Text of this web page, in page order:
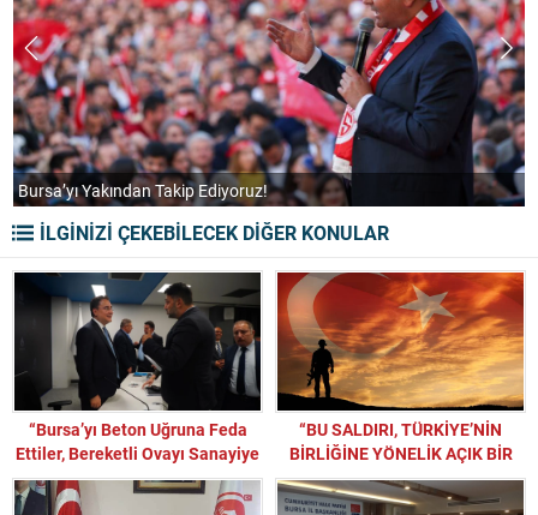
Bursa’yı Yakından Takip Ediyoruz!
İLGİNİZİ ÇEKEBİLECEK DİĞER KONULAR
“Bursa’yı Beton Uğruna Feda
Ettiler, Bereketli Ovayı Sanayiye
Kurban Verdiler!”
“BU SALDIRI, TÜRKİYE’NİN
BİRLİĞİNE YÖNELİK AÇIK BİR
MEYDAN OKUMADIR”